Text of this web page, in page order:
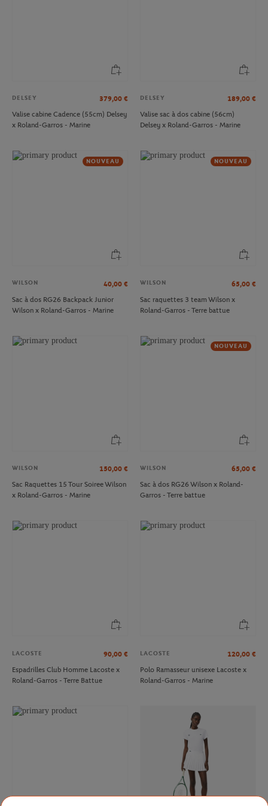
DELSEY 379,00 €
Valise cabine Cadence (55cm) Delsey
x Roland-Garros - Marine
DELSEY 189,00 €
Valise sac à dos cabine (56cm)
Delsey x Roland-Garros - Marine
NOUVEAU
WILSON 40,00 €
Sac à dos RG26 Backpack Junior
Wilson x Roland-Garros - Marine
NOUVEAU
WILSON 65,00 €
Sac raquettes 3 team Wilson x
Roland-Garros - Terre battue
WILSON 150,00 €
Sac Raquettes 15 Tour Soiree Wilson
x Roland-Garros - Marine
NOUVEAU
WILSON 65,00 €
Sac à dos RG26 Wilson x Roland-
Garros - Terre battue
LACOSTE 90,00 €
Espadrilles Club Homme Lacoste x
Roland-Garros - Terre Battue
LACOSTE 120,00 €
Polo Ramasseur unisexe Lacoste x
Roland-Garros - Marine